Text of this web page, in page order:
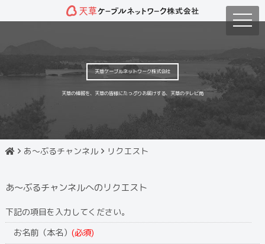
toggle
天草ケーブルネットワーク株式会社
天草の情報を、天草の皆様にたっぷりお届けする、天草のテレビ局
あ〜ぶるチャンネル リクエスト
あ〜ぶるチャンネルへのリクエスト
下記の項目を入力してください。
お名前（本名）(必須)